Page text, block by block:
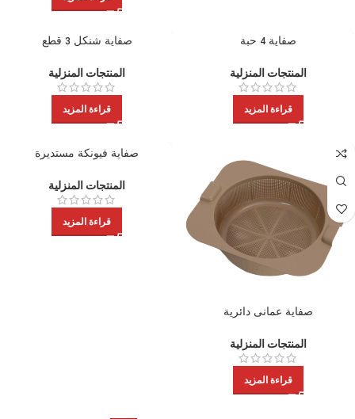
صفاية 4 حبة
المنتجات المنزلية
قراءة المزيد
صفاية شنكل 3 قطع
المنتجات المنزلية
قراءة المزيد
صفاية عمانى دائرية
المنتجات المنزلية
قراءة المزيد
صفاية فيونكة مستديرة
المنتجات المنزلية
قراءة المزيد